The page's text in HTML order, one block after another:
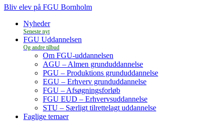
Bliv elev på FGU Bornholm
Nyheder
FGU Uddannelsen
Om FGU-uddannelsen
AGU – Almen grunduddannelse
PGU – Produktions grunduddannelse
EGU – Erhverv grunduddannelse
FGU – Afsøgningsforløb
FGU EUD – Erhvervsuddannelse
STU – Særligt tilrettelagt uddannelse
Faglige temaer